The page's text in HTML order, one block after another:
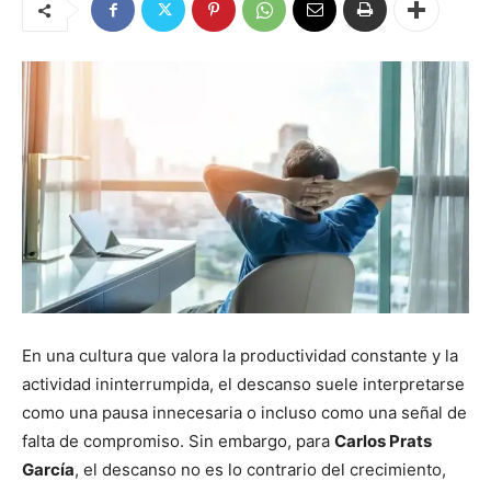
En una cultura que valora la productividad constante y la
actividad ininterrumpida, el descanso suele interpretarse
como una pausa innecesaria o incluso como una señal de
falta de compromiso. Sin embargo, para Carlos Prats
García, el descanso no es lo contrario del crecimiento,